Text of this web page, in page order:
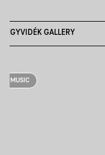
HEGYVIDÉK GALLERY
MUSIC